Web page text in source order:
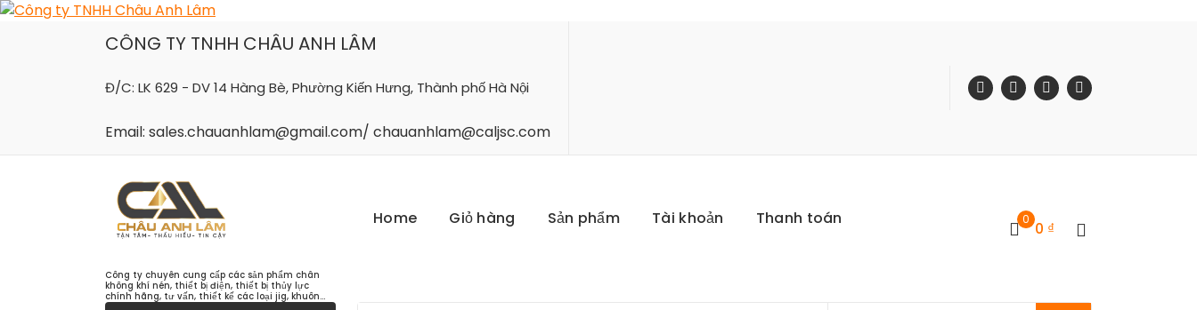
Skip
CÔNG TY TNHH CHÂU ANH LÂM
Đ/C: LK 629 - DV 14 Hàng Bè, Phường Kiến Hưng, Thành phố Hà Nội
Email: sales.chauanhlam@gmail.com/ chauanhlam@caljsc.com
Công ty chuyên cung cấp các sản phẩm chân
không khí nén, thiết bị điện, thiết bị thủy lực
chính hãng, tư vấn, thiết kế các loại jig, khuôn...
Home Giỏ hàng Sản phẩm Tài khoản Thanh toán 0 0 ₫